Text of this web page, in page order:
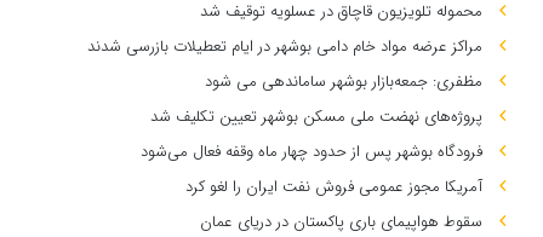
محموله تلویزیون قاچاق در عسلویه توقیف شد
مراکز عرضه مواد خام دامی بوشهر در ایام تعطیلات بازرسی شدند
مظفری: جمعه‌بازار بوشهر ساماندهی می‌ شود
پروژه‌های نهضت ملی مسکن بوشهر تعیین تکلیف شد
فرودگاه بوشهر پس از حدود چهار ماه وقفه فعال می‌شود
آمریکا مجوز عمومی فروش نفت ایران را لغو کرد
سقوط هواپیمای باری پاکستان در دریای عمان